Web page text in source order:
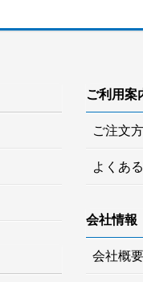
ご利用案
ご注文
よくあ
会社情報
会社概要